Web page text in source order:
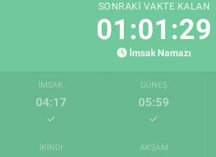
SONRAKI VAKTE KALAN
01:01:29
İmsak Namazı
İMSAK
04:17
GÜNEŞ
05:59
İKINDI AKŞAM